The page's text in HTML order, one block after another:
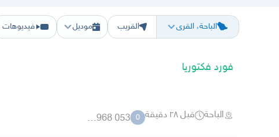
الباحة، القرى
الرياضالشرقيه جده حفر الباطن المدينة الطايف القصيم
القريب موديل فيديوهات
فورد فكتوريا
الباحة قبل ٢٨ دقيقة 0
053 95968